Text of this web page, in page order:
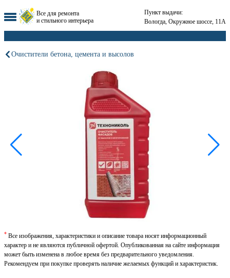
Все для ремонта
и стильного интерьера
Пункт выдачи:
Вологда, Окружное шоссе, 11А
Очистители бетона, цемента и высолов
* Все изображения, характеристики и описание товара носят информационный
характер и не являются публичной офертой. Опубликованная на сайте информация
может быть изменена в любое время без предварительного уведомления.
Рекомендуем при покупке проверять наличие желаемых функций и характеристик.